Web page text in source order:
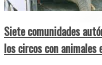
Siete comunidades
los circos con animales